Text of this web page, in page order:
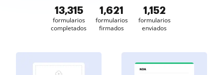
13,317
formularios
completados
1,622
formularios
firmados
1,152
formularios
enviados